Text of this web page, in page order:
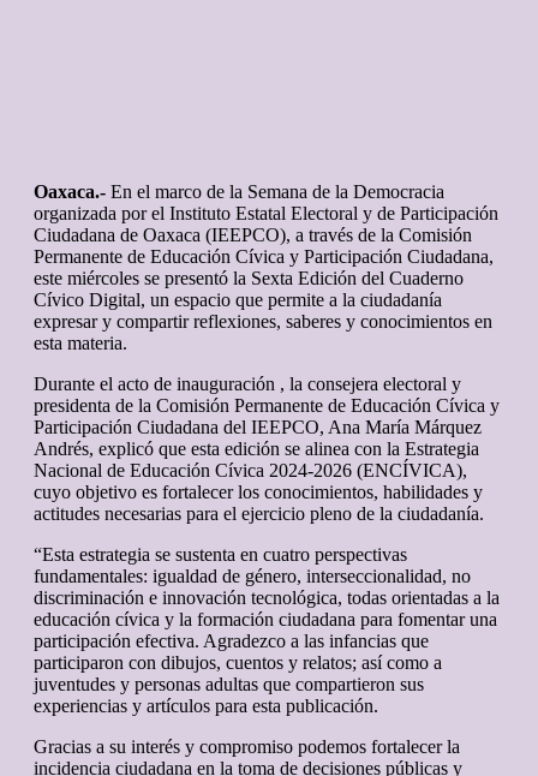
Oaxaca.- En el marco de la Semana de la Democracia
organizada por el Instituto Estatal Electoral y de Participación
Ciudadana de Oaxaca (IEEPCO), a través de la Comisión
Permanente de Educación Cívica y Participación Ciudadana,
este miércoles se presentó la Sexta Edición del Cuaderno
Cívico Digital, un espacio que permite a la ciudadanía
expresar y compartir reflexiones, saberes y conocimientos en
esta materia.
Durante el acto de inauguración , la consejera electoral y
presidenta de la Comisión Permanente de Educación Cívica y
Participación Ciudadana del IEEPCO, Ana María Márquez
Andrés, explicó que esta edición se alinea con la Estrategia
Nacional de Educación Cívica 2024-2026 (ENCÍVICA),
cuyo objetivo es fortalecer los conocimientos, habilidades y
actitudes necesarias para el ejercicio pleno de la ciudadanía.
“Esta estrategia se sustenta en cuatro perspectivas
fundamentales: igualdad de género, interseccionalidad, no
discriminación e innovación tecnológica, todas orientadas a la
educación cívica y la formación ciudadana para fomentar una
participación efectiva. Agradezco a las infancias que
participaron con dibujos, cuentos y relatos; así como a
juventudes y personas adultas que compartieron sus
experiencias y artículos para esta publicación.
Gracias a su interés y compromiso podemos fortalecer la
incidencia ciudadana en la toma de decisiones públicas y